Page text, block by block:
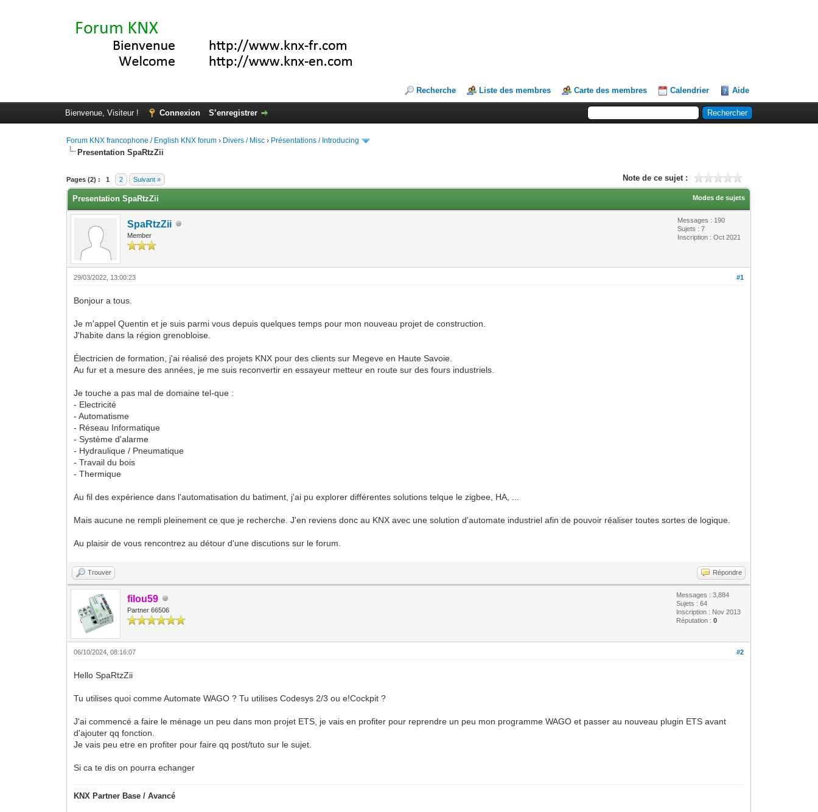
Recherche Liste des membres Carte des membres Calendrier Aide
Bienvenue, Visiteur ! Connexion S’enregistrer
Forum KNX francophone / English KNX forum › Divers / Misc › Présentations / Introducing
Presentation SpaRtzZii
Pages (2) : 1 2 Suivant » Note de ce sujet :
Moyenne : 0 (0 vote(s))
1
2
3
4
5
Modes de sujets
Presentation SpaRtzZii
SpaRtzZii
Member
Messages : 190
Sujets : 7
Inscription : Oct 2021
#1
29/03/2022, 13:00:23
Bonjour a tous.
Je m'appel Quentin et je suis parmi vous depuis quelques temps pour mon nouveau projet de construction.
J'habite dans la région grenobloise.
Électricien de formation, j'ai réalisé des projets KNX pour des clients sur Megeve en Haute Savoie.
Au fur et a mesure des années, je me suis reconvertir en essayeur metteur en route sur des fours industriels.
Je touche a pas mal de domaine tel-que :
- Electricité
- Automatisme
- Réseau Informatique
- Système d'alarme
- Hydraulique / Pneumatique
- Travail du bois
- Thermique
Au fil des expérience dans l'automatisation du batiment, j'ai pu explorer différentes solutions telque le zigbee, HA, ...
Mais aucune ne rempli pleinement ce que je recherche. J'en reviens donc au KNX avec une solution d'automate industriel afin de pouvoir réaliser toutes sortes de logique.
Au plaisir de vous rencontrez au détour d'une discutions sur le forum.
Trouver Répondre
filou59
Partner 66506
Messages : 3,884
Sujets : 64
Inscription : Nov 2013
Réputation :0
#2
06/10/2024, 08:16:07
Hello SpaRtzZii
Tu utilises quoi comme Automate WAGO ? Tu utilises Codesys 2/3 ou e!Cockpit ?
J'ai commencé a faire le ménage un peu dans mon projet ETS, je vais en profiter pour reprendre un peu mon programme WAGO et passer au nouveau plugin ETS avant
d'ajouter qq fonction.
Je vais peu etre en profiter pour faire qq post/tuto sur le sujet.
Si ca te dis on pourra echanger
KNX Partner Base / Avancé